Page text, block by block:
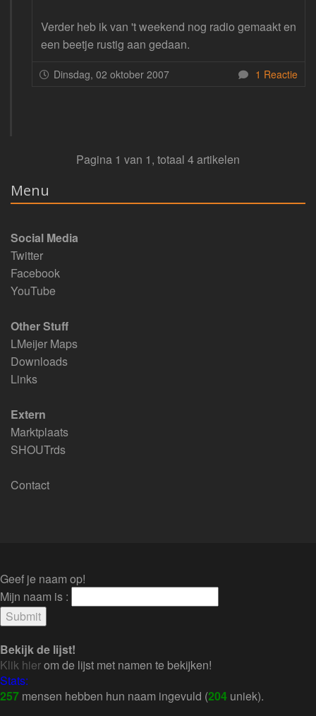
Verder heb ik van 't weekend nog radio gemaakt en
een beetje rustig aan gedaan.
Dinsdag, 02 oktober 2007 1 Reactie
Pagina 1 van 1, totaal 4 artikelen
Menu
Social Media
Twitter
Facebook
YouTube
Other Stuff
LMeijer Maps
Downloads
Links
Extern
Marktplaats
SHOUTrds
Contact
Geef je naam op!
Mijn naam is :
Bekijk de lijst!
Klik hierom de lijst met namen te bekijken!
Stats:
257 mensen hebben hun naam ingevuld (204 uniek).